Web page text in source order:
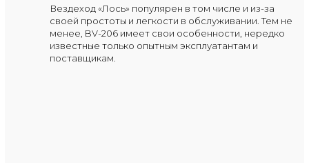
Вездеход «Лось» популярен в том числе и из-за
своей простоты и легкости в обслуживании. Тем не
менее, BV-206 имеет свои особенности, нередко
известные только опытным эксплуатантам и
поставщикам.